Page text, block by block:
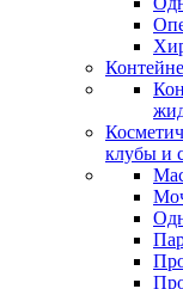
клубы и